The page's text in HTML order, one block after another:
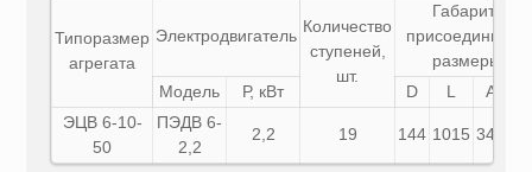
Типоразмер
агрегата
Электродвигатель Количество
ступеней,
шт.
Габаритные
размеры,
Модель
Р, кВт D L A
ЭЦВ 6-10-
50
ПЭДВ 6-
2,2
2,2 19 144 1015 343